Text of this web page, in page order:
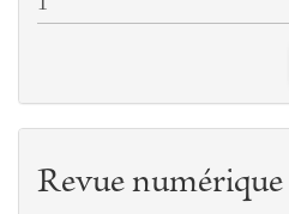
Revue numérique